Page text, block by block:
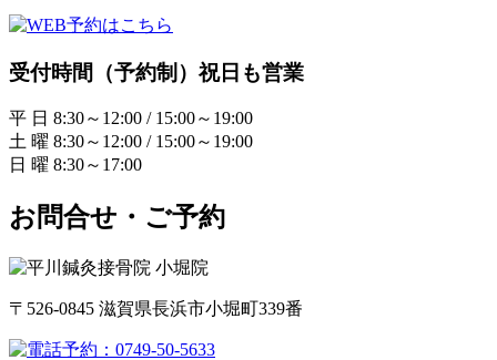
受付時間（予約制）祝日も営業
平 日 8:30～12:00 / 15:00～19:00
土 曜 8:30～12:00 / 15:00～19:00
日 曜 8:30～17:00
お問合せ・ご予約
〒526-0845 滋賀県長浜市小堀町339番